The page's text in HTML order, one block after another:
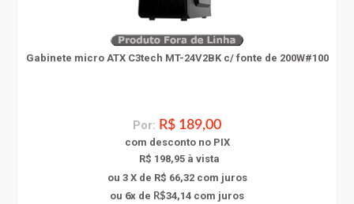
Gabinete micro ATX C3tech MT-24V2BK c/ fonte de 200W#100
Por: R$ 189,00
com desconto no PIX
R$ 198,95 à vista
ou 3 X de R$ 66,32com juros
ou 6x de R$34,14 com juros